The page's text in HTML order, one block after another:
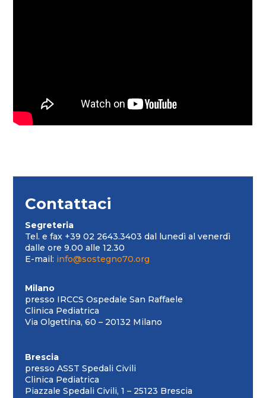
Contattaci
Segreteria
Tel. e fax +39 02 2643.3403 dal lunedì al venerdì
dalle ore 9.00 alle 12.30
E-mail: info@sostegno70.org
Milano
presso IRCCS Ospedale San Raffaele
Clinica Pediatrica
Via Olgettina, 60 – 20132 Milano
Brescia
presso ASST Spedali Civili
Clinica Pediatrica
Piazzale Spedali Civili, 1 – 25123 Brescia